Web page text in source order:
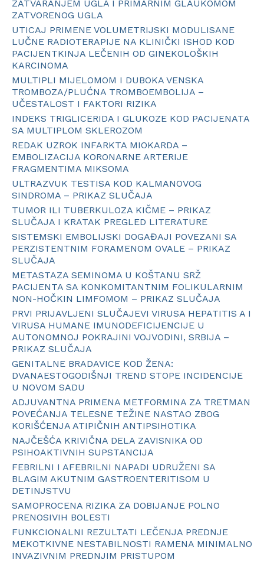
ZATVARANJEM UGLA I PRIMARNIM GLAUKOMOM
ZATVORENOG UGLA
UTICAJ PRIMENE VOLUMETRIJSKI MODULISANE
LUČNE RADIOTERAPIJE NA KLINIČKI ISHOD KOD
PACIJENTKINJA LEČENIH OD GINEKOLOŠKIH
KARCINOMA
MULTIPLI MIJELOMOM I DUBOKA VENSKA
TROMBOZA/PLUĆNA TROMBOEMBOLIJA –
UČESTALOST I FAKTORI RIZIKA
INDEKS TRIGLICERIDA I GLUKOZE KOD PACIJENATA
SA MULTIPLOM SKLEROZOM
REDAK UZROK INFARKTA MIOKARDA –
EMBOLIZACIJA KORONARNE ARTERIJE
FRAGMENTIMA MIKSOMA
ULTRAZVUK TESTISA KOD KALMANOVOG
SINDROMA – PRIKAZ SLUČAJA
TUMOR ILI TUBERKULOZA KIČME – PRIKAZ
SLUČAJA I KRATAK PREGLED LITERATURE
SISTEMSKI EMBOLIJSKI DOGAĐAJI POVEZANI SA
PERZISTENTNIM FORAMENOM OVALE – PRIKAZ
SLUČAJA
METASTAZA SEMINOMA U KOŠTANU SRŽ
PACIJENTA SA KONKOMITANTNIM FOLIKULARNIM
NON-HOČKIN LIMFOMOM – PRIKAZ SLUČAJA
PRVI PRIJAVLJENI SLUČAJEVI VIRUSA HEPATITIS A I
VIRUSA HUMANE IMUNODEFICIJENCIJE U
AUTONOMNOJ POKRAJINI VOJVODINI, SRBIJA –
PRIKAZ SLUČAJA
GENITALNE BRADAVICE KOD ŽENA:
DVANAESTOGODIŠNJI TREND STOPE INCIDENCIJE
U NOVOM SADU
ADJUVANTNA PRIMENA METFORMINA ZA TRETMAN
POVEĆANJA TELESNE TEŽINE NASTAO ZBOG
KORIŠĆENJA ATIPIČNIH ANTIPSIHOTIKA
NAJČEŠĆA KRIVIČNA DELA ZAVISNIKA OD
PSIHOAKTIVNIH SUPSTANCIJA
FEBRILNI I AFEBRILNI NAPADI UDRUŽENI SA
BLAGIM AKUTNIM GASTROENTERITISOM U
DETINJSTVU
SAMOPROCENA RIZIKA ZA DOBIJANJE POLNO
PRENOSIVIH BOLESTI
FUNKCIONALNI REZULTATI LEČENJA PREDNJE
MEKOTKIVNE NESTABILNOSTI RAMENA MINIMALNO
INVAZIVNIM PREDNJIM PRISTUPOM